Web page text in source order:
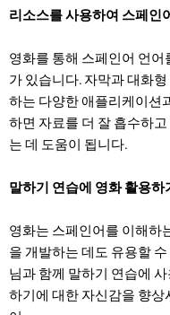
리소스를 사용하여 스페인
영화를 통해 스페인어 언
가 있습니다. 자막과 대화
하는 다양한 애플리케이션
하면 자료를 더 잘 흡수하
는 데 도움이 됩니다.
말하기 연습에 영화 활용하
영화는 스페인어를 이해하
을 개발하는 데도 유용할
님과 함께 말하기 연습에
하기에 대한 자신감을 향상